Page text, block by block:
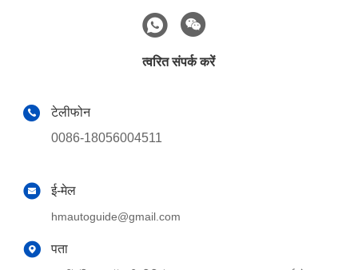
त्वरित संपर्क करें
टेलीफोन
0086-18056004511
ई-मेल
hmautoguide@gmail.com
पता